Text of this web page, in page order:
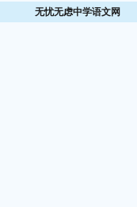
无忧无虑中学语文网